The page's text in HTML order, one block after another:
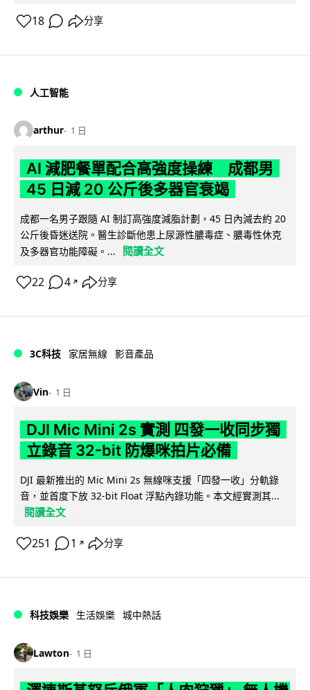
18 分享
人工智能
arthur 1 日
AI 減肥餐單配合高強度操練 成都男
45 日減 20 公斤後多器官衰竭
成都一名男子跟隨 AI 制訂高強度減脂計劃，45 日內減去約 20
公斤後昏迷送院。醫生診斷他患上尿源性膿毒症、膿毒性休克
及多器官功能障礙。...
閱讀全文
22 4 ↗ 分享
3C科技 家居無線 影音產品
Vin 1 日
DJI Mic Mini 2s 實測 四發一收同步獨
立錄音 32-bit 防爆咪拍片必備
DJI 最新推出的 Mic Mini 2s 無線咪支援「四發一收」分軌錄
音，並首度下放 32-bit Float 浮點內錄功能。本文經實測其...
閱讀全文
251 1 ↗ 分享
科技娛樂 生活娛樂 城中熱話
Lawton 1 日